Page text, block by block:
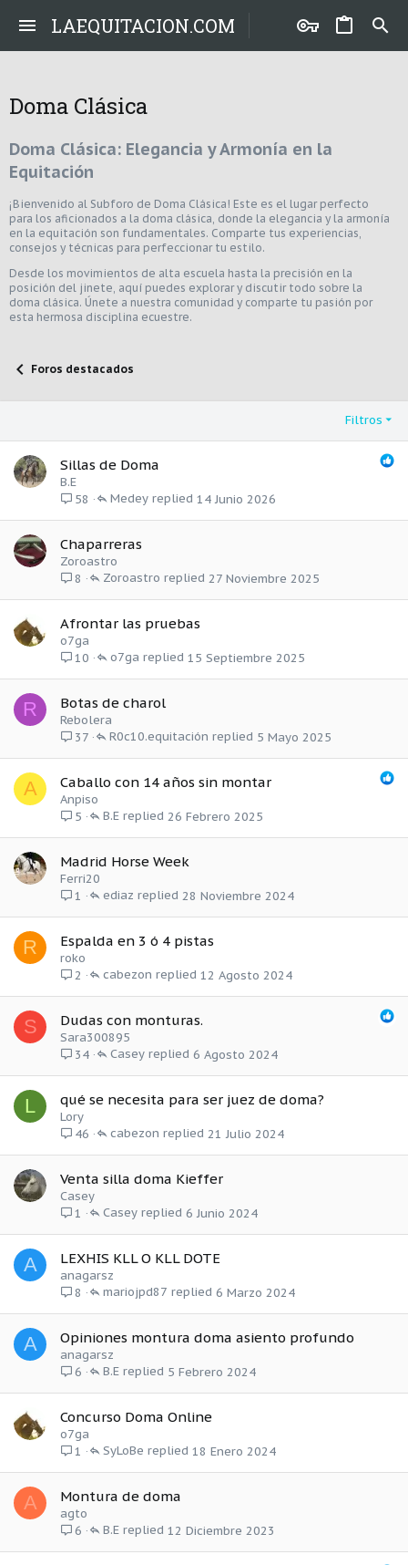
LAEQUITACION.COM
Doma Clásica
Doma Clásica: Elegancia y Armonía en la
Equitación
¡Bienvenido al Subforo de Doma Clásica! Este es el lugar perfecto
para los aficionados a la doma clásica, donde la elegancia y la armonía
en la equitación son fundamentales. Comparte tus experiencias,
consejos y técnicas para perfeccionar tu estilo.
Desde los movimientos de alta escuela hasta la precisión en la
posición del jinete, aquí puedes explorar y discutir todo sobre la
doma clásica. Únete a nuestra comunidad y comparte tu pasión por
esta hermosa disciplina ecuestre.
Foros destacados
Filtros
Sillas de Doma
B.E
58
14 Junio 2026
Medey
Chaparreras
Zoroastro
8
27 Noviembre 2025
Zoroastro
Afrontar las pruebas
o7ga
10
15 Septiembre 2025
o7ga
R Botas de charol
Rebolera
37
5 Mayo 2025
R0c10.equitación
A Caballo con 14 años sin montar
Anpiso
5
26 Febrero 2025
B.E
Madrid Horse Week
Ferri20
1
28 Noviembre 2024
ediaz
R Espalda en 3 ó 4 pistas
roko
2
12 Agosto 2024
cabezon
S Dudas con monturas.
Sara300895
34
6 Agosto 2024
Casey
L qué se necesita para ser juez de doma?
Lory
46
21 Julio 2024
cabezon
Venta silla doma Kieffer
Casey
1
6 Junio 2024
Casey
A LEXHIS KLL O KLL DOTE
anagarsz
8
6 Marzo 2024
mariojpd87
A Opiniones montura doma asiento profundo
anagarsz
6
5 Febrero 2024
B.E
Concurso Doma Online
o7ga
1
18 Enero 2024
SyLoBe
A Montura de doma
agto
6
12 Diciembre 2023
B.E